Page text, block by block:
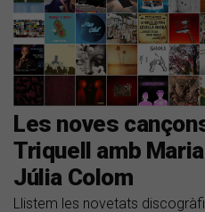
Les noves
Triquell amb
Júlia Colom
Llistem les novetats